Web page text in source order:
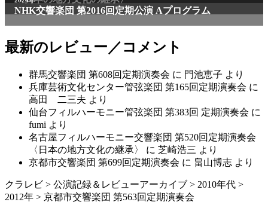
NHK交響楽団 第2016回定期公演 Aプログラム
最新のレビュー／コメント
群馬交響楽団 第608回定期演奏会 に 門池恵子 より
兵庫芸術文化センター管弦楽団 第165回定期演奏会 に
高田 二三夫 より
仙台フィルハーモニー管弦楽団 第383回 定期演奏会 に
fumi より
名古屋フィルハーモニー交響楽団 第520回定期演奏会
〈日本の地方文化の継承〉
に 芝崎浩三 より
京都市交響楽団 第699回定期演奏会 に 畠山博志 より
クラレビ > 公演記録＆レビューアーカイブ > 2010年代 >
2012年 > 京都市交響楽団 第563回定期演奏会